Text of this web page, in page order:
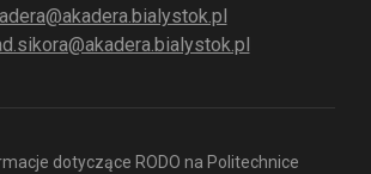
dotyczące RODO na Politechnice